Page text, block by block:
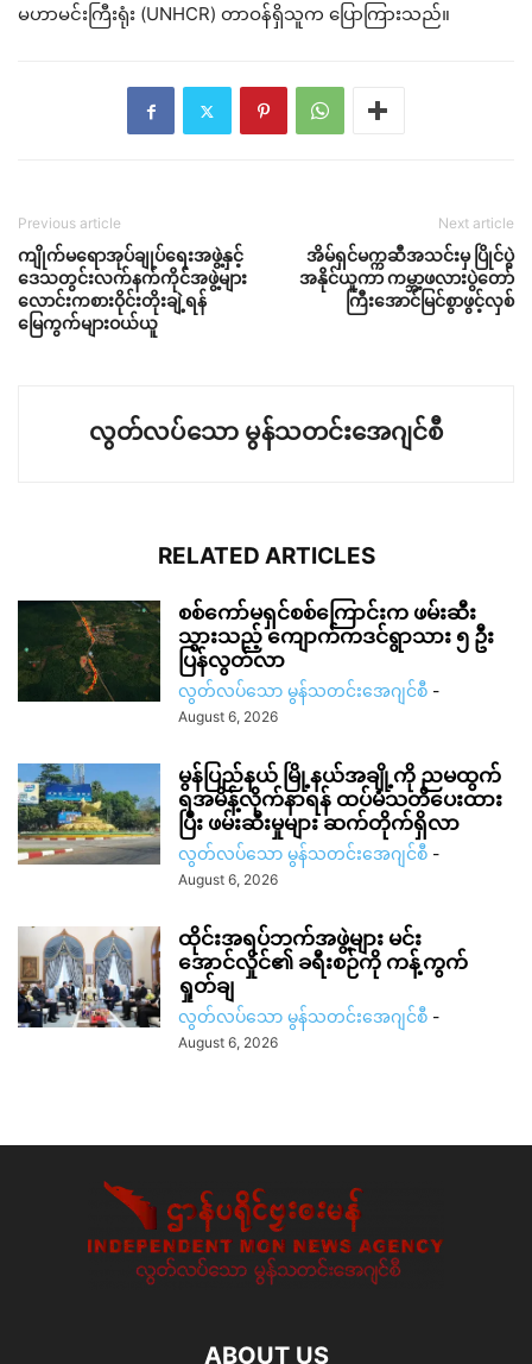
မဟာမင်းကြီးရုံး (UNHCR) တာဝန်ရှိသူက ပြောကြားသည်။
Previous article
ကျိုက်မရောအုပ်ချုပ်ရေးအဖွဲ့နှင့်
ဒေသတွင်းလက်နက်ကိုင်အဖွဲ့များ
လောင်းကစားဝိုင်းတိုးချဲ့ရန်
မြေကွက်များဝယ်ယူ
Next article
အိမ်ရှင်မက္ကဆီအသင်းမှ ပြိုင်ပွဲ
အနိုင်ယူကာ ကမ္ဘာ့ဖလားပွဲတော်
ကြီးအောင်မြင်စွာဖွင့်လှစ်
လွတ်လပ်သော မွန်သတင်းအေဂျင်စီ
RELATED ARTICLES
စစ်ကော်မရှင်စစ်ကြောင်းက ဖမ်းဆီး
သွားသည့် ကျောက်ကဒင်ရွာသား ၅ ဦး
ပြန်လွတ်လာ
လွတ်လပ်သော မွန်သတင်းအေဂျင်စီ -
August 6, 2026
မွန်ပြည်နယ် မြို့နယ်အချို့ကို ညမထွက်
ရအမိန့်လိုက်နာရန် ထပ်မံသတိပေးထား
ပြီး ဖမ်းဆီးမှုများ ဆက်တိုက်ရှိလာ
လွတ်လပ်သော မွန်သတင်းအေဂျင်စီ -
August 6, 2026
ထိုင်းအရပ်ဘက်အဖွဲ့များ မင်း
အောင်လှိုင်၏ ခရီးစဉ်ကို ကန့်ကွက်
ရှုတ်ချ
လွတ်လပ်သော မွန်သတင်းအေဂျင်စီ -
August 6, 2026
ABOUT US